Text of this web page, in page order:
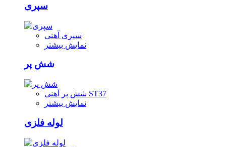
سپری
سپری آهنی
نمایش بیشتر
شش پر
شش پر آهنی ST37
نمایش بیشتر
لوله فلزی